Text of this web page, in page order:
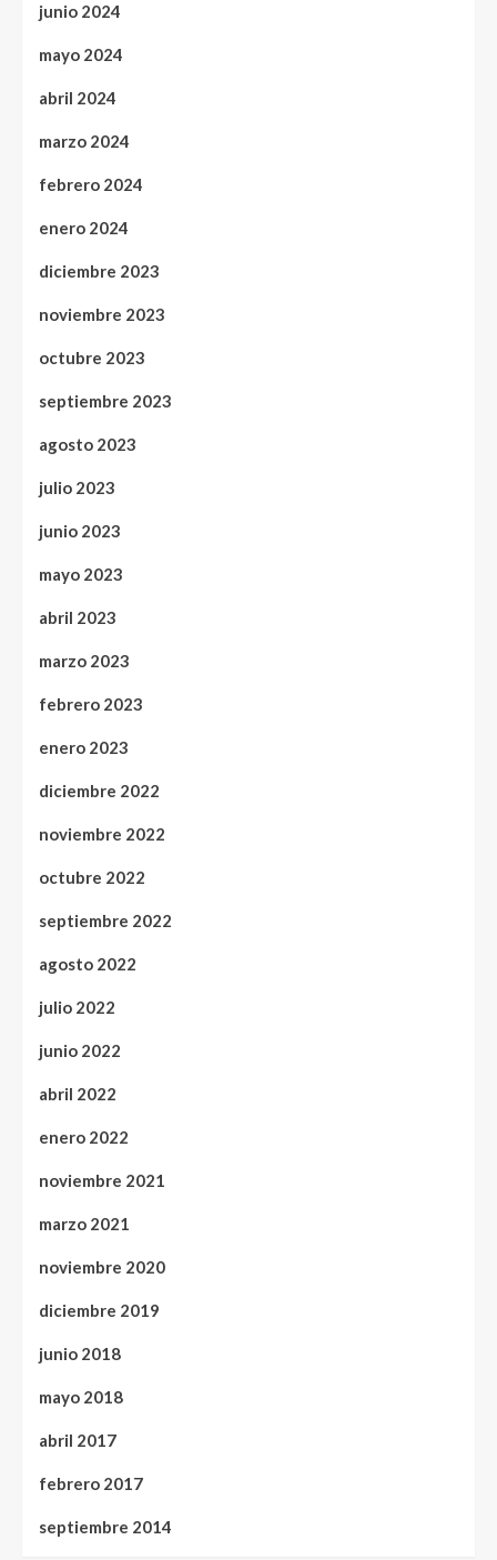
junio 2024
mayo 2024
abril 2024
marzo 2024
febrero 2024
enero 2024
diciembre 2023
noviembre 2023
octubre 2023
septiembre 2023
agosto 2023
julio 2023
junio 2023
mayo 2023
abril 2023
marzo 2023
febrero 2023
enero 2023
diciembre 2022
noviembre 2022
octubre 2022
septiembre 2022
agosto 2022
julio 2022
junio 2022
abril 2022
enero 2022
noviembre 2021
marzo 2021
noviembre 2020
diciembre 2019
junio 2018
mayo 2018
abril 2017
febrero 2017
septiembre 2014